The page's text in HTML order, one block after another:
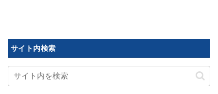
サイト内検索